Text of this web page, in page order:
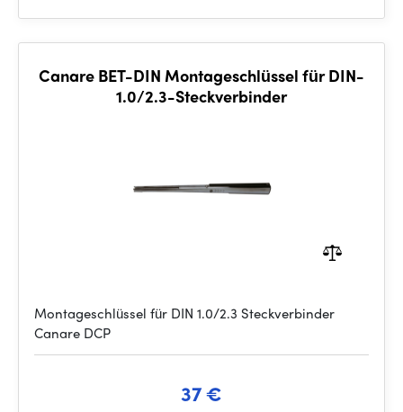
Canare BET-DIN Montageschlüssel für DIN-
1.0/2.3-Steckverbinder
Montageschlüssel für DIN 1.0/2.3 Steckverbinder
Canare DCP
37 €